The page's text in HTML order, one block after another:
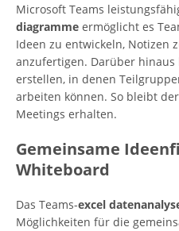
Microsoft Teams
diagramme ermöglicht es
Ideen zu entwickeln, Notizen
anzufertigen. Darüber hinaus
erstellen, in denen
arbeiten können. So bleibt
Meetings erhalten.
Gemeinsame
Whiteboard
Das Teams-excel
Möglichkeiten für die